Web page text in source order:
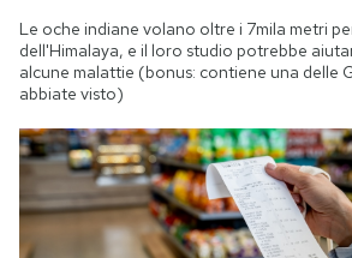
Le oche indiane volano oltre i 7mila metri
dell'Himalaya, e il loro studio potrebbe
alcune malattie (bonus: contiene una delle
abbiate visto)